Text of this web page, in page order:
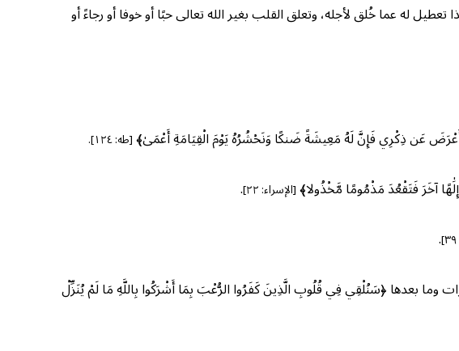
له عما خُلق لأجله، وتعلق القلب بغير الله تعالى حبًا أو خوفا أو رجاءً أو
عَن ذِكْرِي فَإِنَّ لَهُ مَعِيشَةً ضَنكًا وَنَحْشُرُهُ يَوْمَ الْقِيَامَةِ أَعْمَىٰ﴾[طه: ١٢٤].
آخَرَ فَتَقْعُدَ مَذْمُومًا مَّخْذُولا﴾[الإسراء: ٢٢]
.
.
بعدها ﴿سَنُلْقِي فِي قُلُوبِ الَّذِينَ كَفَرُوا الرُّعْبَ بِمَا أَشْرَكُوا بِاللَّهِ مَا لَمْ يُنَزِّلْ